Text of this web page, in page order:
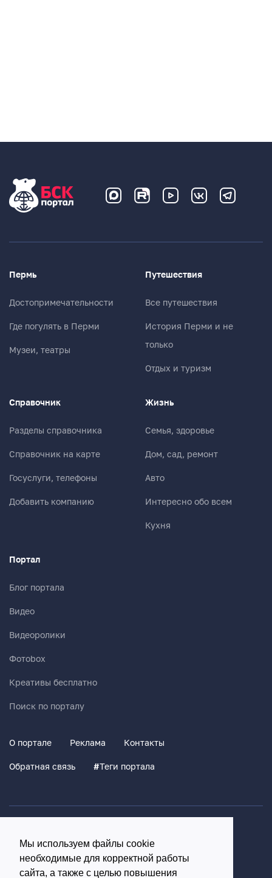
Мы используем файлы cookie
необходимые для корректной работы
сайта, а также с целью повышения
Пермь
Достопримечательности
Где погулять в Перми
Музеи, театры
Путешествия
Все путешествия
История Перми и не
только
Отдых и туризм
Справочник
Разделы справочника
Справочник на карте
Госуслуги, телефоны
Добавить компанию
Жизнь
Семья, здоровье
Дом, сад, ремонт
Авто
Интересно обо всем
Кухня
Портал
Блог портала
Видео
Видеоролики
Фотоbox
Креативы бесплатно
Поиск по порталу
О портале Реклама Контакты
Обратная связь #Теги портала
Согласие на обработку персональных данных
16+